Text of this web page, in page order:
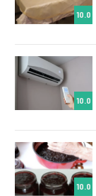
10.0
10.0
10.0